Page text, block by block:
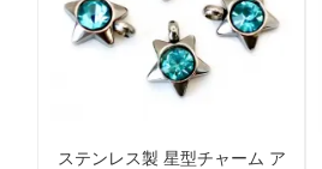
ステンレス製 星型チャーム ア